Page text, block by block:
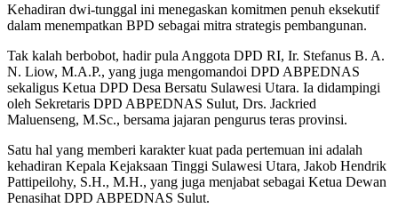
Kehadiran dwi-tunggal ini menegaskan komitmen penuh eksekutif
dalam menempatkan BPD sebagai mitra strategis pembangunan.
Tak kalah berbobot, hadir pula Anggota DPD RI, Ir. Stefanus B. A.
N. Liow, M.A.P., yang juga mengomandoi DPD ABPEDNAS
sekaligus Ketua DPD Desa Bersatu Sulawesi Utara. Ia didampingi
oleh Sekretaris DPD ABPEDNAS Sulut, Drs. Jackried
Maluenseng, M.Sc., bersama jajaran pengurus teras provinsi.
Satu hal yang memberi karakter kuat pada pertemuan ini adalah
kehadiran Kepala Kejaksaan Tinggi Sulawesi Utara, Jakob Hendrik
Pattipeilohy, S.H., M.H., yang juga menjabat sebagai Ketua Dewan
Penasihat DPD ABPEDNAS Sulut.